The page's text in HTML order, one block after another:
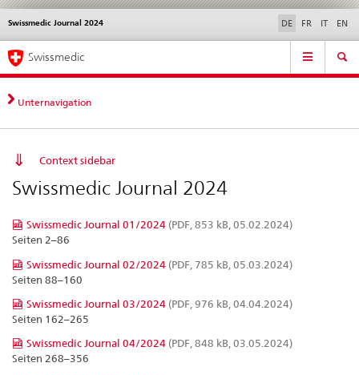
Direktnavigation
News,
Rechtsgrundlagen,
Kontakt
News & Updates Kontakt | Support & Hilfe
Swissmedic Journal 2024
Sprachwahl DE FR IT EN
Service
Hauptnavigation
Swissmedic
Unternavigation
Context sidebar
Swissmedic Journal 2024
Swissmedic Journal 01/2024 (PDF, 853 kB, 05.02.2024)
Seiten 2–86
Swissmedic Journal 02/2024 (PDF, 785 kB, 05.03.2024)
Seiten 88–160
Swissmedic Journal 03/2024 (PDF, 976 kB, 04.04.2024)
Seiten 162–265
Swissmedic Journal 04/2024 (PDF, 848 kB, 03.05.2024)
Seiten 268–356